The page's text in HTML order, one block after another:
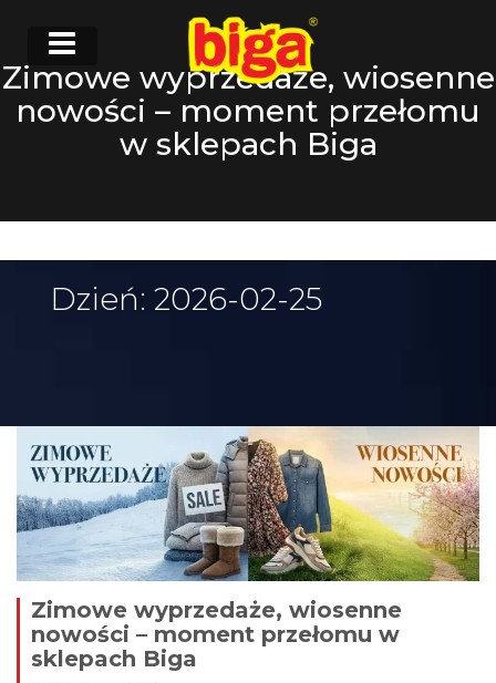
Zimowe wyprzedaże, wiosenne
nowości – moment przełomu
w sklepach Biga
Dzień: 2026-02-25
Zimowe wyprzedaże, wiosenne
nowości – moment przełomu w
sklepach Biga